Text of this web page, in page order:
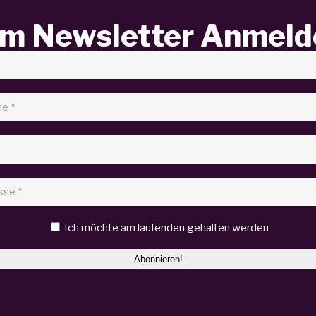
Newsletter
Ich möchte am laufenden gehalten werden